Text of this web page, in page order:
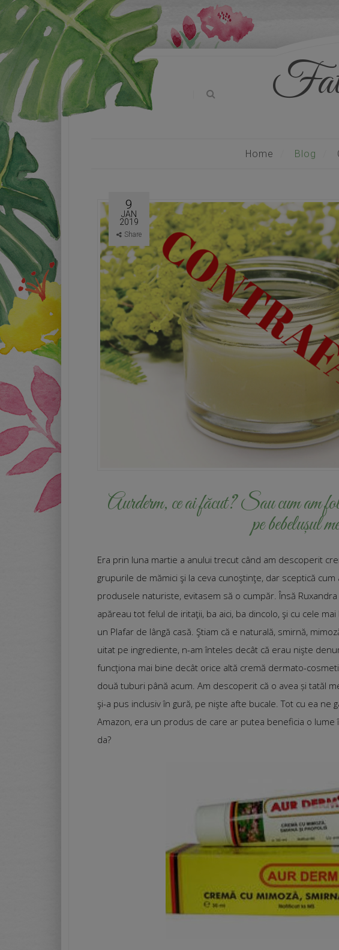
Home Blog
9
JAN
2019
Share
Aurderm, ce ai făcut? Sau cum am
pe bebelușul
Era prin luna martie a anului trecut când am descoperit
grupurile de mămici şi la ceva cunoştinţe, dar sceptică
produsele naturiste, evitasem să o cumpăr. Însă
apăreau tot felul de iritaţii, ba aici, ba dincolo, şi cu cele
un Plafar de lângă casă. Ştiam că e naturală, smirnă,
uitat pe ingrediente, n-am înteles decât că erau nişte
funcţiona mai bine decât orice altă cremă dermato-
două tuburi până acum. Am descoperit că o avea și tatăl
şi-a pus inclusiv în gură, pe nişte afte bucale. Tot cu ea ne
Amazon, era un produs de care ar putea beneficia o lume
da?